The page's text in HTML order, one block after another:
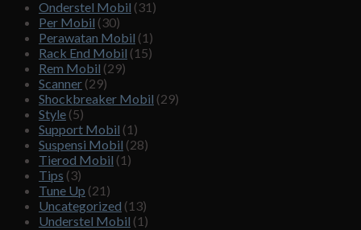
Onderstel Mobil (31)
Per Mobil (30)
Perawatan Mobil (1)
Rack End Mobil (15)
Rem Mobil (29)
Scanner (29)
Shockbreaker Mobil (29)
Style (5)
Support Mobil (1)
Suspensi Mobil (28)
Tierod Mobil (1)
Tips (3)
Tune Up (21)
Uncategorized (13)
Understel Mobil (1)